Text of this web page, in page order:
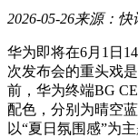
2026-05-26来源：快
华为即将在6月1日
次发布会的重头戏
前，华为终端BG
配色，分别为晴空
以“夏日氛围感”为